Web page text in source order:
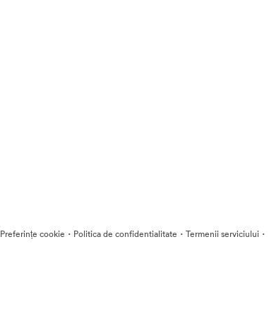
Preferințe cookie · Politica de confidentialitate · Termenii serviciului ·